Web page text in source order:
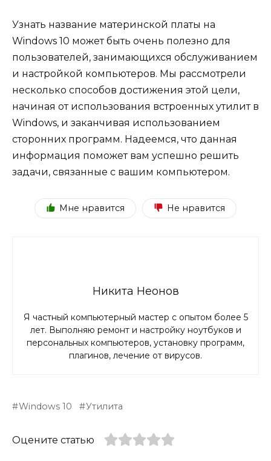
Узнать название материнской платы на
Windows 10 может быть очень полезно для
пользователей, занимающихся обслуживанием
и настройкой компьютеров. Мы рассмотрели
несколько способов достижения этой цели,
начиная от использования встроенных утилит в
Windows, и заканчивая использованием
сторонних программ. Надеемся, что данная
информация поможет вам успешно решить
задачи, связанные с вашим компьютером.
Мне нравится Не нравится
Никита Неонов
Я частный компьютерный мастер с опытом более 5
лет. Выполняю ремонт и настройку ноутбуков и
персональных компьютеров, установку программ,
плагинов, лечение от вирусов.
Windows 10 Утилита
Оцените статью